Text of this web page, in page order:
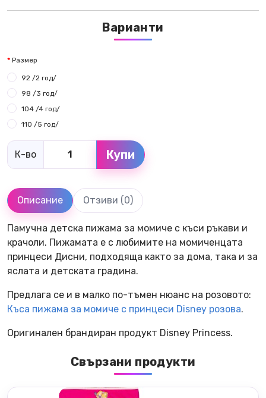
Варианти
Размер
92 /2 год/
98 /3 год/
104 /4 год/
110 /5 год/
К-во Купи
Описание Отзиви (0)
Памучна детска пижама за момиче с къси ръкави и
крачоли. Пижамата е с любимите на момиченцата
принцеси Дисни, подходяща както за дома, така и за
яслата и детската градина.
Предлага се и в малко по-тъмен нюанс на розовото:
Къса пижама за момиче с принцеси Disney розова.
Оригинален брандиран продукт Disney Princess.
Свързани продукти